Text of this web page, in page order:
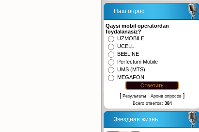
Наш опрос
Qaysi mobil operatordan
foydalanasiz?
UZMOBILE
UCELL
BEELINE
Perfectum Mobile
UMS (MTS)
MEGAFON
[ Результаты · Архив опросов ]
Всего ответов: 384
Звездная жизнь